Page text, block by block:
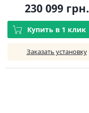
230 099 грн.
Купить в 1 клик
Заказать установку